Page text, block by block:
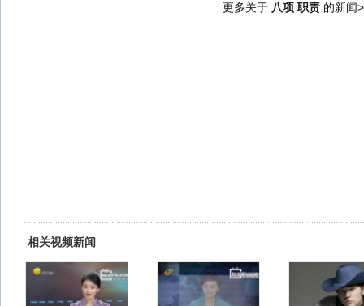
更多关于 八项 职责的新闻
相关视频新闻